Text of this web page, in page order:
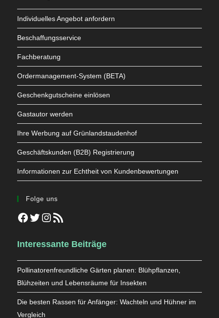
Individuelles Angebot anfordern
Beschaffungsservice
Fachberatung
Ordermanagement-System (BETA)
Geschenkgutscheine einlösen
Gastautor werden
Ihre Werbung auf Grünlandstaudenhof
Geschäftskunden (B2B) Registrierung
Informationen zur Echtheit von Kundenbewertungen
Folge uns
Facebook
TwitterInstagram
RSS-Feed
Interessante Beiträge
Pollinatorenfreundliche Gärten planen: Blühpflanzen,
Blühzeiten und Lebensräume für Insekten
Die besten Rassen für Anfänger: Wachteln und Hühner im
Vergleich